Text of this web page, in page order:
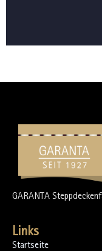
GARANTA
Links
Startseite